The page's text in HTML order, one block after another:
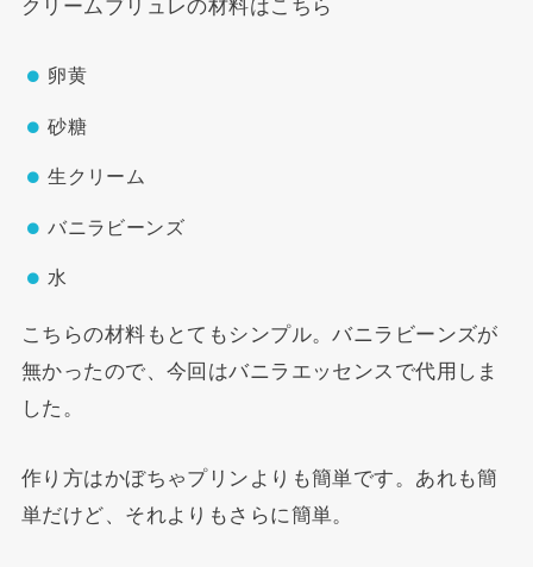
クリームブリュレの材料はこちら
卵黄
砂糖
生クリーム
バニラビーンズ
水
こちらの材料もとてもシンプル。バニラビーンズが
無かったので、今回はバニラエッセンスで代用しま
した。
作り方はかぼちゃプリンよりも簡単です。あれも簡
単だけど、それよりもさらに簡単。